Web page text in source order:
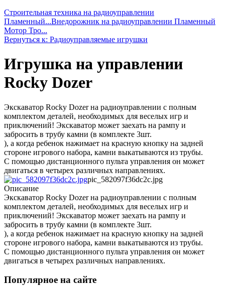
Строительная техника на радиоуправлении
Пламенный...Внедорожник на радиоуправлении Пламенный
Мотор Тро...
Вернуться к: Радиоуправляемые игрушки
Игрушка на управлении
Rocky Dozer
Экскаватор Rocky Dozer на радиоуправлении с полным
комплектом деталей, необходимых для веселых игр и
приключений! Экскаватор может заехать на рампу и
забросить в трубу камни (в комплекте 3шт.
), а когда ребенок нажимает на красную кнопку на задней
стороне игрового набора, камни выкатываются из трубы.
С помощью дистанционного пульта управления он может
двигаться в четырех различных направлениях.
pic_582097f36dc2c.jpg
Описание
Экскаватор Rocky Dozer на радиоуправлении с полным
комплектом деталей, необходимых для веселых игр и
приключений! Экскаватор может заехать на рампу и
забросить в трубу камни (в комплекте 3шт.
), а когда ребенок нажимает на красную кнопку на задней
стороне игрового набора, камни выкатываются из трубы.
С помощью дистанционного пульта управления он может
двигаться в четырех различных направлениях.
Популярное на сайте